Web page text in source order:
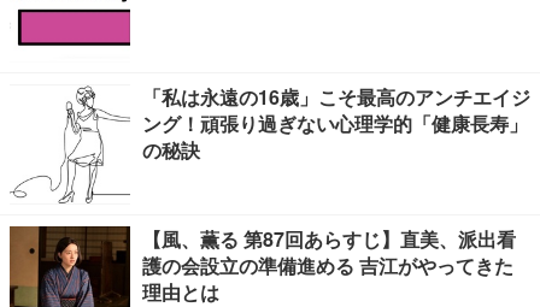
「私は永遠の16歳」こそ最高のアンチエイジ
ング！頑張り過ぎない心理学的「健康長寿」
の秘訣
【風、薫る 第87回あらすじ】直美、派出看
護の会設立の準備進める 吉江がやってきた
理由とは